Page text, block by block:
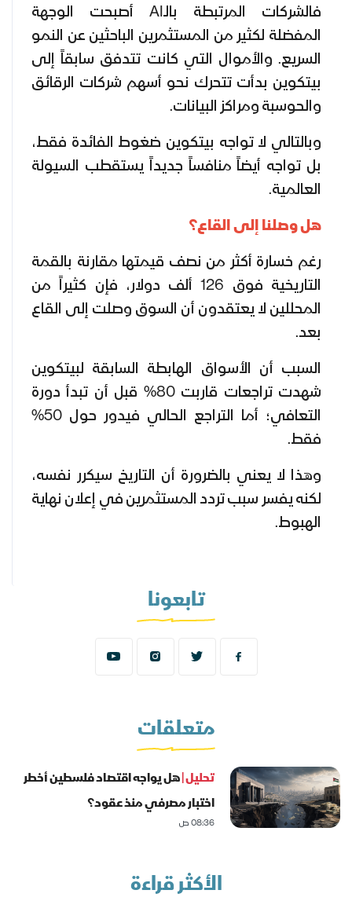
فالشركات المرتبطة بالـAI أصبحت الوجهة
المفضلة لكثير من المستثمرين الباحثين عن النمو
السريع. والأموال التي كانت تتدفق سابقاً إلى
بيتكوين بدأت تتحرك نحو أسهم شركات الرقائق
والحوسبة ومراكز البيانات.
وبالتالي لا تواجه بيتكوين ضغوط الفائدة فقط،
بل تواجه أيضاً منافساً جديداً يستقطب السيولة
العالمية.
هل وصلنا إلى القاع؟
رغم خسارة أكثر من نصف قيمتها مقارنة بالقمة
التاريخية فوق 126 ألف دولار، فإن كثيراً من
المحللين لا يعتقدون أن السوق وصلت إلى القاع
بعد.
السبب أن الأسواق الهابطة السابقة لبيتكوين
شهدت تراجعات قاربت 80% قبل أن تبدأ دورة
التعافي؛ أما التراجع الحالي فيدور حول 50%
فقط.
وهذا لا يعني بالضرورة أن التاريخ سيكرر نفسه،
لكنه يفسر سبب تردد المستثمرين في إعلان نهاية
الهبوط.
تابعونا
متعلقات
تحليل |هل يواجه اقتصاد فلسطين أخطر
اختبار مصرفي منذ عقود؟
08:36 ص
الأكثر قراءة